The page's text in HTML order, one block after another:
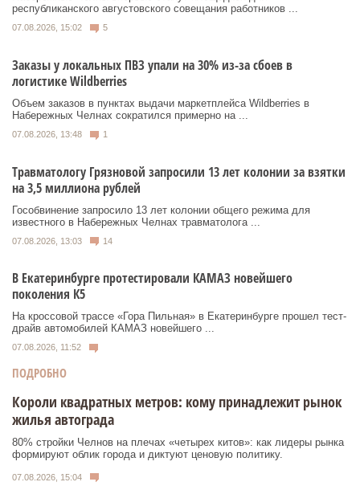
республиканского августовского совещания работников ...
07.08.2026, 15:02 5
Заказы у локальных ПВЗ упали на 30% из-за сбоев в
логистике Wildberries
Объем заказов в пунктах выдачи маркетплейса Wildberries в
Набережных Челнах сократился примерно на ...
07.08.2026, 13:48 1
Травматологу Грязновой запросили 13 лет колонии за взятки
на 3,5 миллиона рублей
Гособвинение запросило 13 лет колонии общего режима для
известного в Набережных Челнах травматолога ...
07.08.2026, 13:03 14
В Екатеринбурге протестировали КАМАЗ новейшего
поколения К5
На кроссовой трассе «Гора Пильная» в Екатеринбурге прошел тест-
драйв автомобилей КАМАЗ новейшего ...
07.08.2026, 11:52
ПОДРОБНО
Короли квадратных метров: кому принадлежит рынок
жилья автограда
80% стройки Челнов на плечах «четырех китов»: как лидеры рынка
формируют облик города и диктуют ценовую политику.
07.08.2026, 15:04